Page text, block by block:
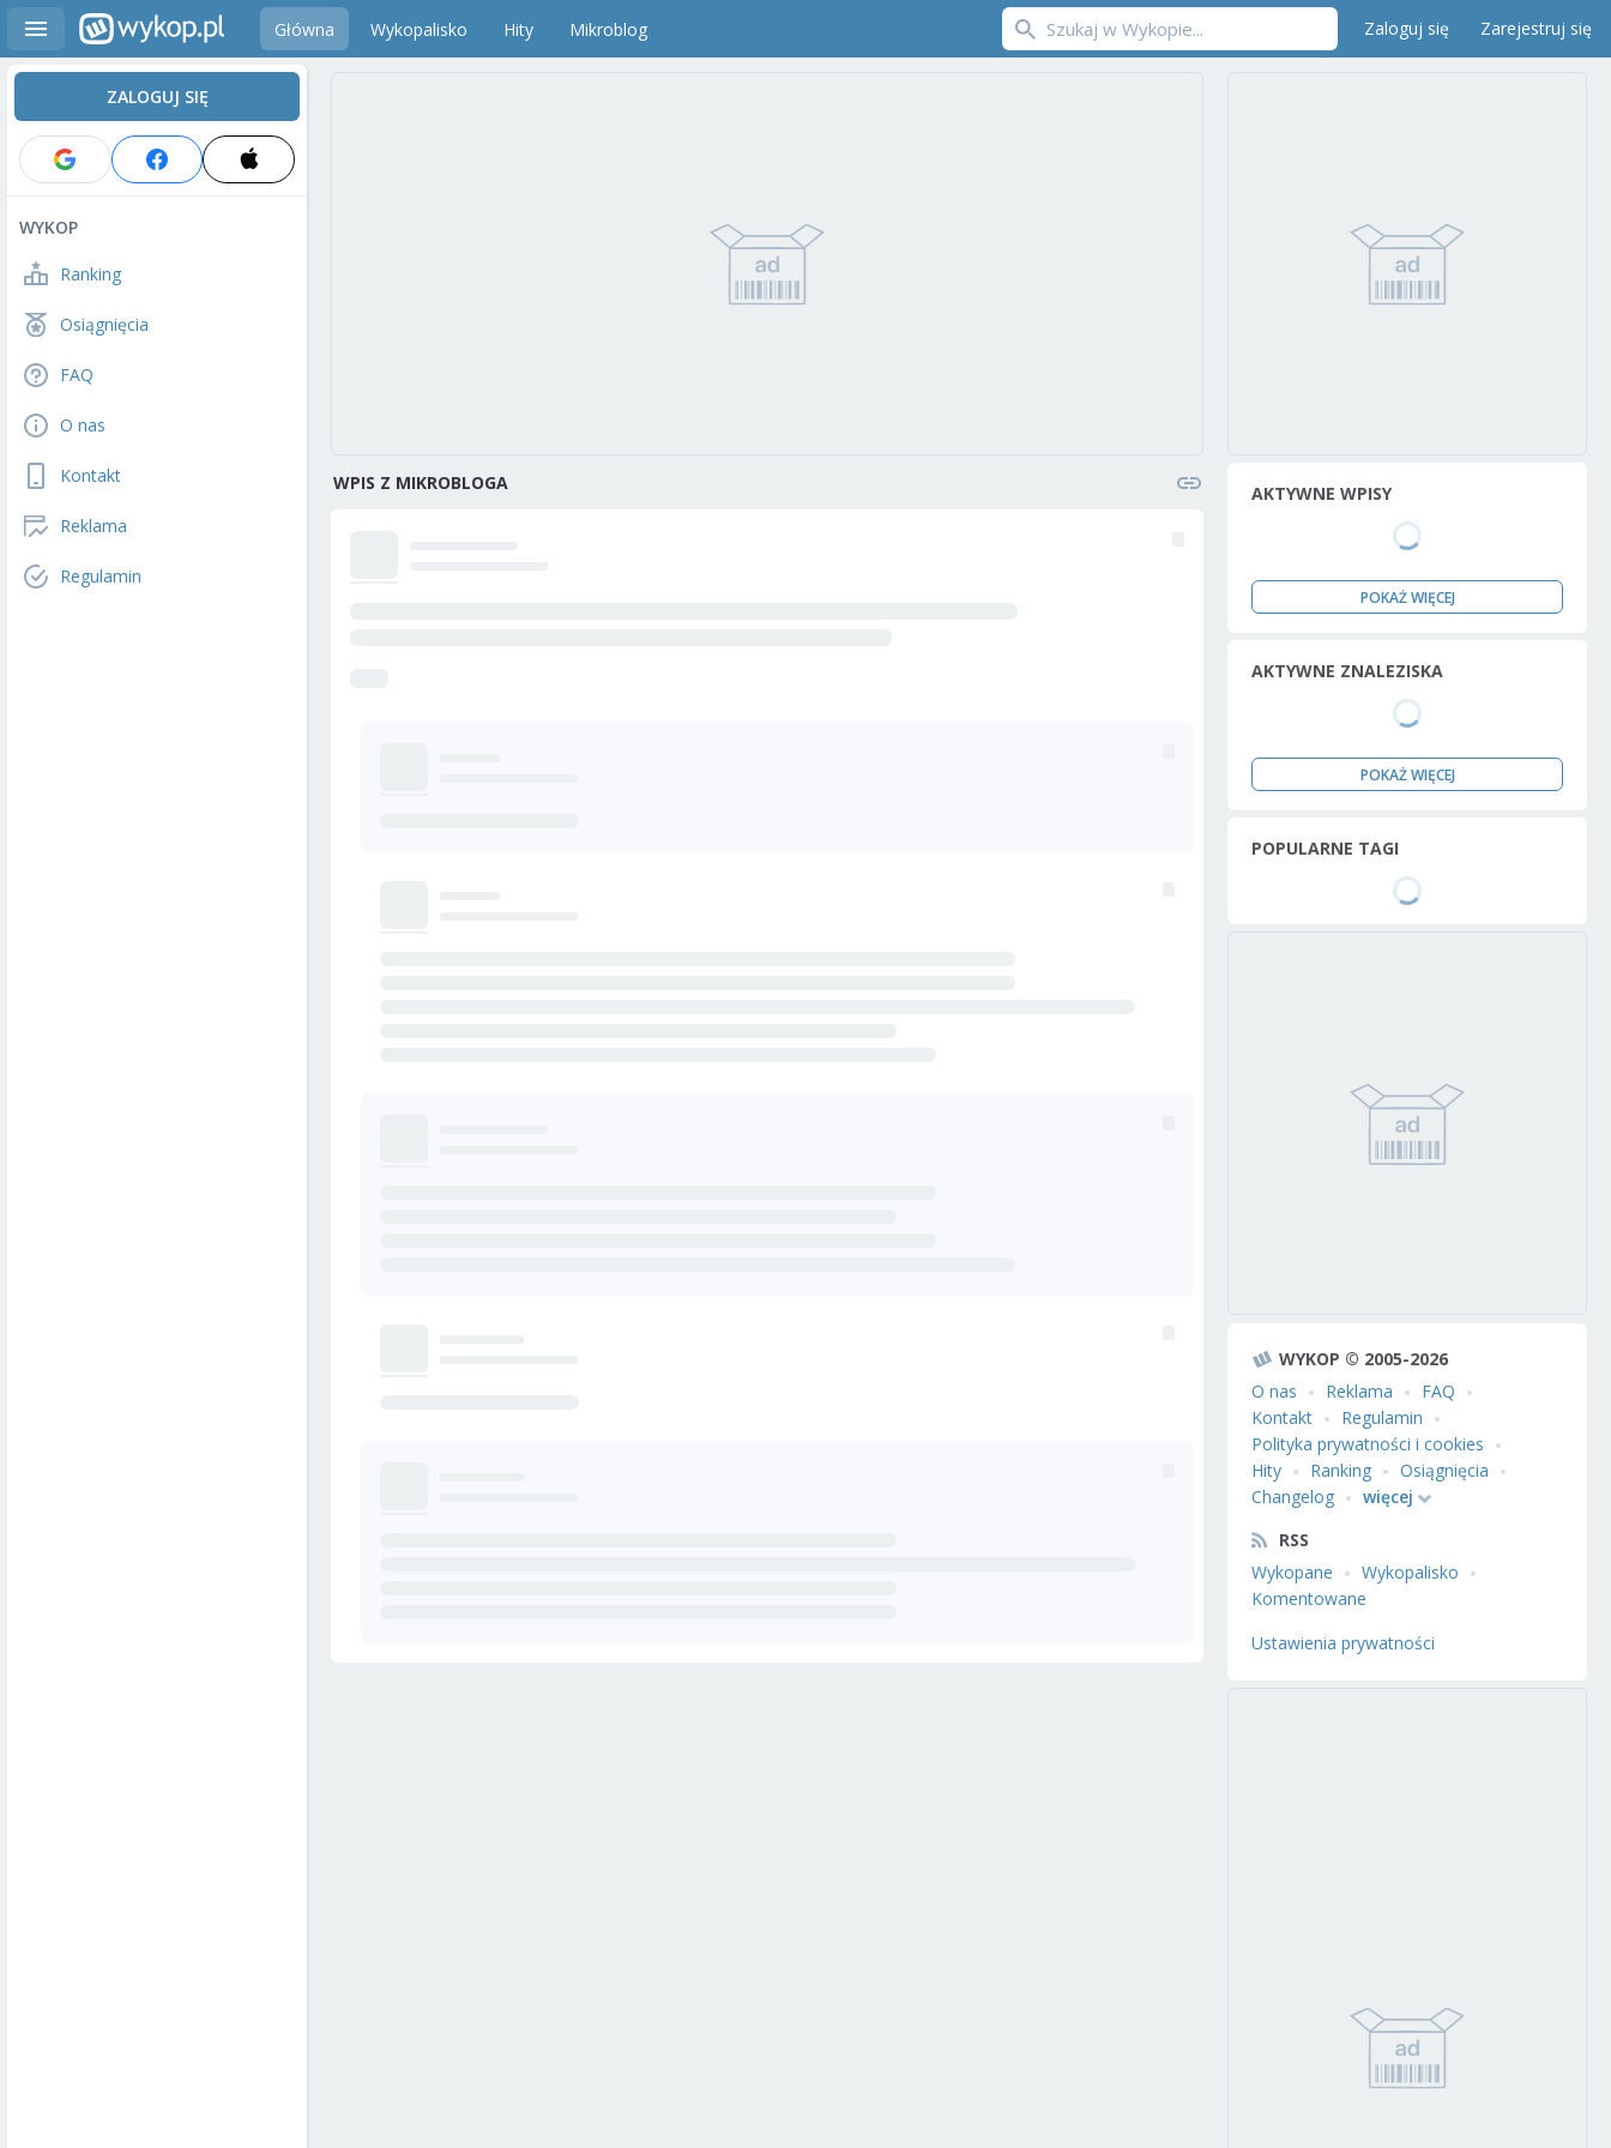
Główna Wykopalisko Hity Mikroblog Zaloguj się Zarejestruj się
ZALOGUJ SIĘ
WYKOP
Ranking
Osiągnięcia
FAQ
O nas
Kontakt
Reklama
Regulamin
WPIS Z MIKROBLOGA AKTYWNE WPISY
POKAŻ WIĘCEJ
AKTYWNE ZNALEZISKA
POKAŻ WIĘCEJ
POPULARNE TAGI
WYKOP © 2005-2026
O nas
Reklama
FAQ
Kontakt
Regulamin
Polityka prywatności i cookies
Hity
Ranking
Osiągnięcia
Changelog
więcej
RSS
Wykopane
Wykopalisko
Komentowane
Ustawienia prywatności